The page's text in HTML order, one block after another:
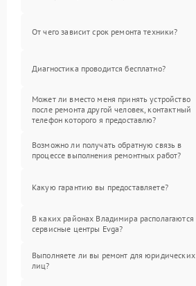
От чего зависит срок ремонта техники?
Диагностика проводится бесплатно?
Может ли вместо меня принять устройство
после ремонта другой человек, контактный
телефон которого я предоставлю?
Возможно ли получать обратную связь в
процессе выполнения ремонтных работ?
Какую гарантию вы предоставляете?
В каких районах Владимира располагаются
сервисные центры Evga?
Выполняете ли вы ремонт для юридических
лиц?